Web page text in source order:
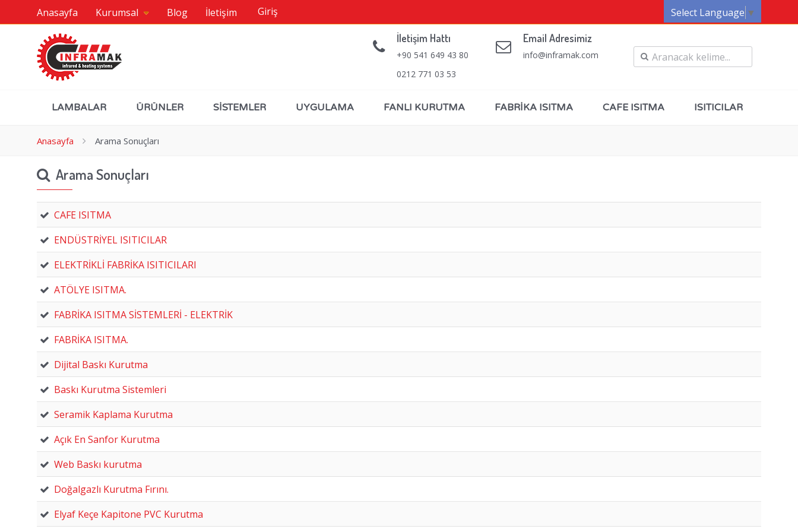
Anasayfa Kurumsal Blog İletişim Giriş Select Language ▼
İletişim Hattı
+90 541 649 43 80
0212 771 03 53
Email Adresimiz
info@inframak.com
LAMBALAR ÜRÜNLER SİSTEMLER UYGULAMA FANLI KURUTMA FABRİKA ISITMA CAFE ISITMA ISITICILAR
Anasayfa Arama Sonuçları
Arama Sonuçları
CAFE ISITMA
ENDÜSTRİYEL ISITICILAR
ELEKTRİKLİ FABRİKA ISITICILARI
ATÖLYE ISITMA.
FABRİKA ISITMA SİSTEMLERİ - ELEKTRİK
FABRİKA ISITMA.
Dijital Baskı Kurutma
Baskı Kurutma Sistemleri
Seramik Kaplama Kurutma
Açık En Sanfor Kurutma
Web Baskı kurutma
Doğalgazlı Kurutma Fırını.
Elyaf Keçe Kapitone PVC Kurutma